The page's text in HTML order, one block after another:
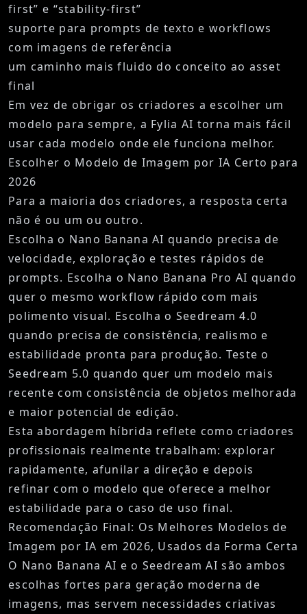
first” e “stability-first”
suporte para prompts de texto e workflows
com imagens de referência
um caminho mais fluido do conceito ao asset
final
Em vez de obrigar os criadores a escolher um
modelo para sempre, a Fylia AI torna mais fácil
usar cada modelo onde ele funciona melhor.
Escolher o Modelo de Imagem por IA Certo para
2026
Para a maioria dos criadores, a resposta certa
não é ou um ou outro.
Escolha o Nano Banana AI quando precisa de
velocidade, exploração e testes rápidos de
prompts. Escolha o Nano Banana Pro AI quando
quer o mesmo workflow rápido com mais
polimento visual. Escolha o Seedream 4.0
quando precisa de consistência, realismo e
estabilidade pronta para produção. Teste o
Seedream 5.0 quando quer um modelo mais
recente com consistência de objetos melhorada
e maior potencial de edição.
Esta abordagem híbrida reflete como criadores
profissionais realmente trabalham: explorar
rapidamente, afunilar a direção e depois
refinar com o modelo que oferece a melhor
estabilidade para o caso de uso final.
Recomendação Final: Os Melhores Modelos de
Imagem por IA em 2026, Usados da Forma Certa
O Nano Banana AI e o Seedream AI são ambos
escolhas fortes para geração moderna de
imagens, mas servem necessidades criativas